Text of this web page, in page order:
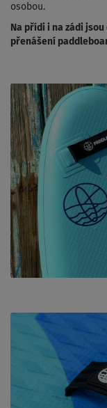
osobou.
Na přídi i na zádi
přenášení